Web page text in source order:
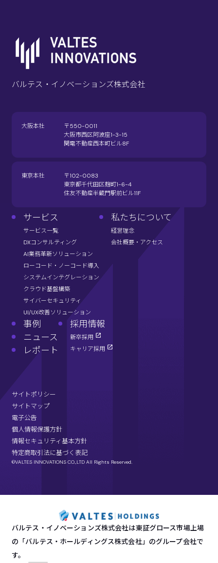
バルテス・イノベーションズ株式会社
大阪本社
〒550-0011
大阪市西区阿波座1-3-15
関電不動産西本町ビル8F
東京本社
〒102-0083
東京都千代田区麹町1-6-4
住友不動産半蔵門駅前ビル11F
サービス
サービス一覧
DXコンサルティング
AI業務革新ソリューション
ローコード・ノーコード導入
システムインテグレーション
クラウド基盤構築
サイバーセキュリティ
UI/UX改善ソリューション
私たちについて
経営理念
会社概要・アクセス
事例
ニュース
レポート
採用情報
新卒採用
キャリア採用
サイトポリシー
サイトマップ
電子公告
個人情報保護方針
情報セキュリティ基本方針
特定商取引法に基づく表記
©VALTES INNOVATIONS CO.,LTD All Rights Reserved.
バルテス・イノベーションズ株式会社は東証グロース市場上場
の「バルテス・ホールディングス株式会社」のグループ会社で
す。